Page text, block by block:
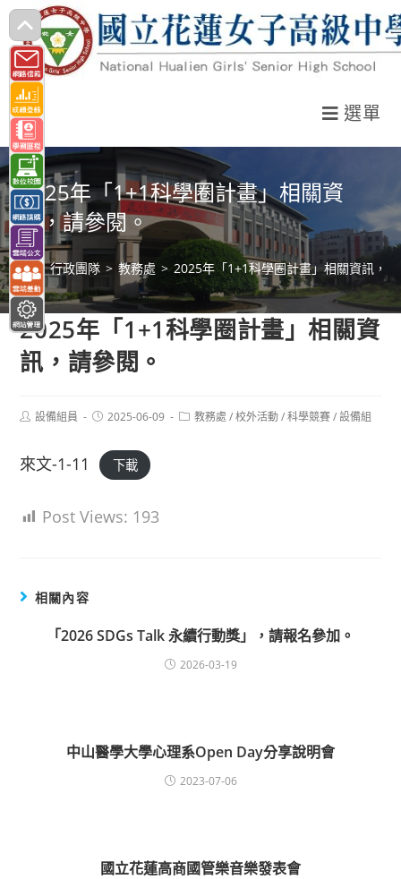
跳
轉
至
主
要
內
容
選單
2025年「1+1科學圈計畫」相關資
訊，請參閱。
> 行政團隊 > 教務處 > 2025年「1+1科學圈計畫」相關資訊，
2025年「1+1科學圈計畫」相關資
訊，請參閱。
Post設備組員
Post2025-06-09
Post教務處 / 校外活動 / 科學競賽 / 設備組
來文-1-11 下載
Post Views: 193
相關內容
「2026 SDGs Talk 永續行動獎」，請報名參加。
2026-03-19
中山醫學大學心理系Open Day分享說明會
2023-07-06
國立花蓮高商國管樂音樂發表會